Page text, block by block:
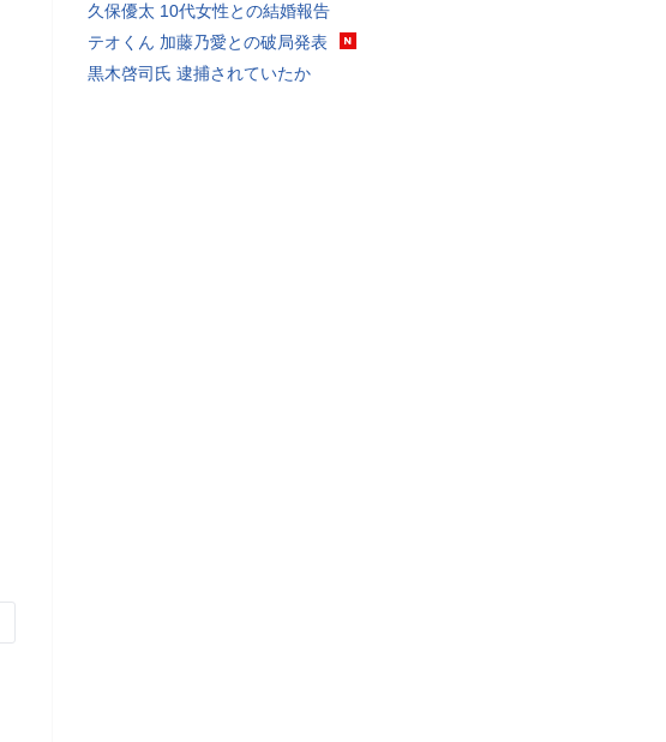
久保優太 10代女性との結婚報告
テオくん 加藤乃愛との破局発表
黒木啓司氏 逮捕されていたか